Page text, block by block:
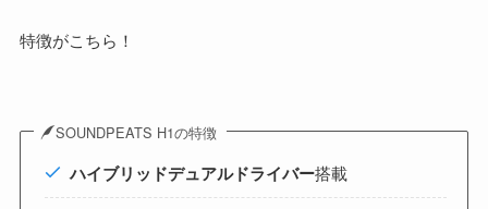
特徴がこちら！
SOUNDPEATS H1の特徴
ハイブリッドデュアルドライバー搭載